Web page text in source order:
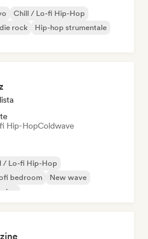
Chill / Lo-fi Hip-Hop
rock
Hip-hop strumentale
Hip-HopColdwave
/ Lo-fi Hip-Hop
bedroom
New wave